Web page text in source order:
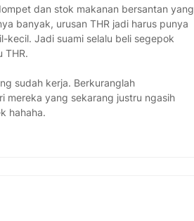
dan stok makanan bersantan yang
banyak, urusan THR jadi harus punya
kecil. Jadi suami selalu beli segepok
THR.
sudah kerja. Berkuranglah
mereka yang sekarang justru ngasih
hahaha.